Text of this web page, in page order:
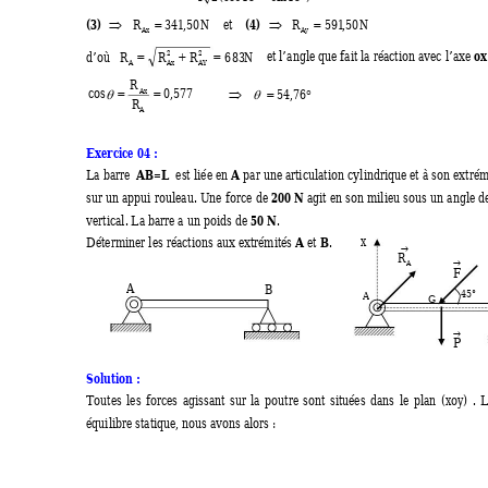
(3)
   et
(4) ⇒
⇒N
RAx 50
,
341
=N
RAy 50
,
591
=
d’où N
R
R
R AY
Ax
A 683
2
2 =
+
=
   et l’angle que fait
la réaction avec l’axe ox
577
,
0
cos =
=
A
Ax
R
R
θ ⇒°
= 76
,
54
θ
Exercice 04 :
La barre AB=L
  est liée en
A par une articulation cylindrique et à son extrém
sur un appui rouleau. Une force de 200 N agit en son milieu sous un angle
vertical. La barre a un poids de 50 N.
Déterminer les réactions aux extrémités A et B.
G 45°
→
F
A
→
A
x
→
P
A B
Solution :
Toutes les forces agissant sur la poutre sont situées dans le plan (xoy) .
équilibre statique, nous avons alors :